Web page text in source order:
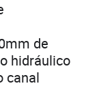
de
hidráulico
canal